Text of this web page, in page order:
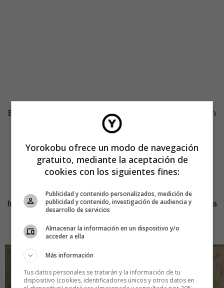
Elementos, todos ellos, por los que se pasa de puntillas en
la pedagogía tradicional.
El cine, a la misma altura que las
matemáticas
Como explica Aidelman aYorokobu, «el programa
funciona a través de convocatorias para centros educativos
públicos, los cuales deben presentar un proyecto breve
explicando su motivación».
Yorokobu ofrece un modo de navegación
gratuito, mediante la aceptación de
cookies con los siguientes fines:
Publicidad y contenido personalizados, medición de
publicidad y contenido, investigación de audiencia y
desarrollo de servicios
Almacenar la información en un dispositivo y/o
acceder a ella
Más información
Tus datos personales se tratarán y la información de tu
dispositivo (cookies, identificadores únicos y otros datos en